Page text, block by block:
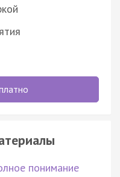
понимание